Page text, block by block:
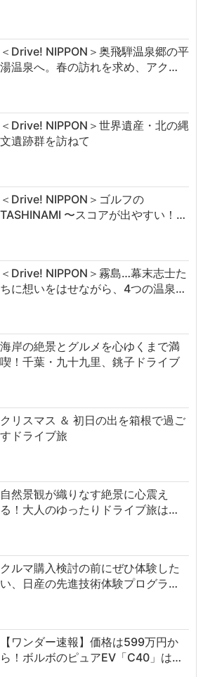
＜Drive! NIPPON＞奥飛騨温泉郷の平
湯温泉へ。春の訪れを求め、アク…
＜Drive! NIPPON＞世界遺産・北の縄
文遺跡群を訪ねて
＜Drive! NIPPON＞ゴルフの
TASHINAMI 〜スコアが出やすい！…
＜Drive! NIPPON＞霧島…幕末志士た
ちに想いをはせながら、4つの温泉…
海岸の絶景とグルメを心ゆくまで満
喫！千葉・九十九里、銚子ドライブ
クリスマス ＆ 初日の出を箱根で過ご
すドライブ旅
自然景観が織りなす絶景に心震え
る！大人のゆったりドライブ旅は…
クルマ購入検討の前にぜひ体験した
い、日産の先進技術体験プログラ…
【ワンダー速報】価格は599万円か
ら！ボルボのピュアEV「C40」は…